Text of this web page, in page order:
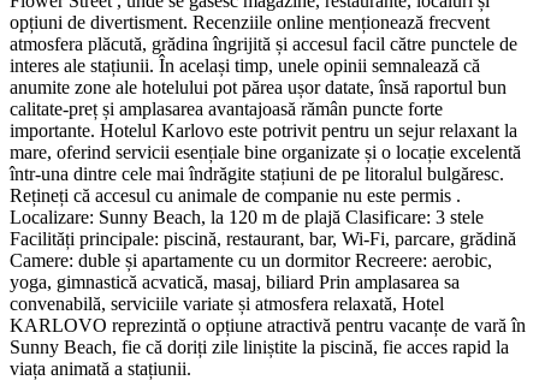
opțiuni de divertisment. Recenziile online menționează frecvent
atmosfera plăcută, grădina îngrijită și accesul facil către punctele de
interes ale stațiunii. În același timp, unele opinii semnalează că
anumite zone ale hotelului pot părea ușor datate, însă raportul bun
calitate-preț și amplasarea avantajoasă rămân puncte forte
importante. Hotelul Karlovo este potrivit pentru un sejur relaxant la
mare, oferind servicii esențiale bine organizate și o locație excelentă
într-una dintre cele mai îndrăgite stațiuni de pe litoralul bulgăresc.
Rețineți că accesul cu animale de companie nu este permis .
Localizare: Sunny Beach, la 120 m de plajă Clasificare: 3 stele
Facilități principale: piscină, restaurant, bar, Wi-Fi, parcare, grădină
Camere: duble și apartamente cu un dormitor Recreere: aerobic,
yoga, gimnastică acvatică, masaj, biliard Prin amplasarea sa
convenabilă, serviciile variate și atmosfera relaxată, Hotel
KARLOVO reprezintă o opțiune atractivă pentru vacanțe de vară în
Sunny Beach, fie că doriți zile liniștite la piscină, fie acces rapid la
viața animată a stațiunii.